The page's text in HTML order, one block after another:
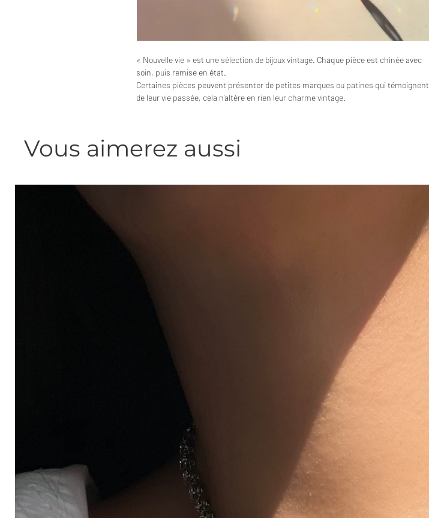
« Nouvelle vie » est une sélection de bijoux vintage. Chaque pièce est chinée avec
soin, puis remise en état.
Certaines pièces peuvent présenter de petites marques ou patines qui témoignent
de leur vie passée, cela n’altère en rien leur charme vintage.
Vous aimerez aussi